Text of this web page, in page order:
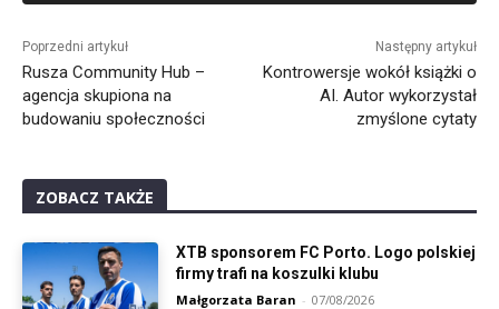
Poprzedni artykuł
Rusza Community Hub –
agencja skupiona na
budowaniu społeczności
Następny artykuł
Kontrowersje wokół książki o
AI. Autor wykorzystał
zmyślone cytaty
ZOBACZ TAKŻE
XTB sponsorem FC Porto. Logo polskiej
firmy trafi na koszulki klubu
Małgorzata Baran - 07/08/2026